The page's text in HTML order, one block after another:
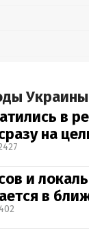
в
на
и
в
402